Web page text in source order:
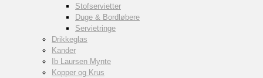
Stofservietter
Duge & Bordløbere
Servietringe
Drikkeglas
Kander
Ib Laursen Mynte
Kopper og Krus